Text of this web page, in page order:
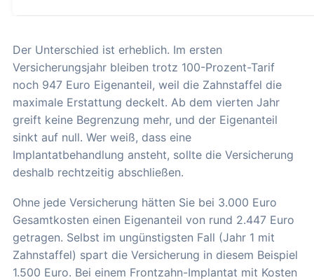
Der Unterschied ist erheblich. Im ersten
Versicherungsjahr bleiben trotz 100-Prozent-Tarif
noch 947 Euro Eigenanteil, weil die Zahnstaffel die
maximale Erstattung deckelt. Ab dem vierten Jahr
greift keine Begrenzung mehr, und der Eigenanteil
sinkt auf null. Wer weiß, dass eine
Implantatbehandlung ansteht, sollte die Versicherung
deshalb rechtzeitig abschließen.
Ohne jede Versicherung hätten Sie bei 3.000 Euro
Gesamtkosten einen Eigenanteil von rund 2.447 Euro
getragen. Selbst im ungünstigsten Fall (Jahr 1 mit
Zahnstaffel) spart die Versicherung in diesem Beispiel
1.500 Euro. Bei einem Frontzahn-Implantat mit Kosten